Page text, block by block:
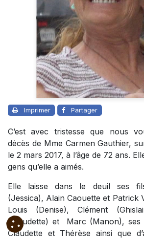
Imprimer Partager
C’est avec tristesse que nous
décès de Mme Carmen Gauthier,
le 2 mars 2017, à l’âge de 72 ans.
gens qu’elle a aimés.
Elle laisse dans le deuil ses
(Jessica), Alain Caouette et Patrick
Louis (Denise), Clément
(Claudette) et Marc (Manon), ses
Claudette et Thérèse ainsi que